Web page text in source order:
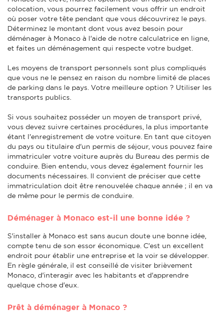
colocation, vous pourrez facilement vous offrir un endroit
où poser votre tête pendant que vous découvrirez le pays.
Déterminez le montant dont vous avez besoin pour
déménager à Monaco à l'aide de notre calculatrice en ligne,
et faites un déménagement qui respecte votre budget.
Les moyens de transport personnels sont plus compliqués
que vous ne le pensez en raison du nombre limité de places
de parking dans le pays. Votre meilleure option ? Utiliser les
transports publics.
Si vous souhaitez posséder un moyen de transport privé,
vous devez suivre certaines procédures, la plus importante
étant l'enregistrement de votre voiture. En tant que citoyen
du pays ou titulaire d'un permis de séjour, vous pouvez faire
immatriculer votre voiture auprès du Bureau des permis de
conduire. Bien entendu, vous devez également fournir les
documents nécessaires. Il convient de préciser que cette
immatriculation doit être renouvelée chaque année ; il en va
de même pour le permis de conduire.
Déménager à Monaco est-il une bonne idée ?
S'installer à Monaco est sans aucun doute une bonne idée,
compte tenu de son essor économique. C'est un excellent
endroit pour établir une entreprise et la voir se développer.
En règle générale, il est conseillé de visiter brièvement
Monaco, d'interagir avec les habitants et d'apprendre
quelque chose d'eux.
Prêt à déménager à Monaco ?